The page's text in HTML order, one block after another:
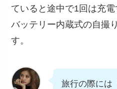
ていると途中で1回は充
バッテリー内蔵式の自撮
す。
旅行の際には